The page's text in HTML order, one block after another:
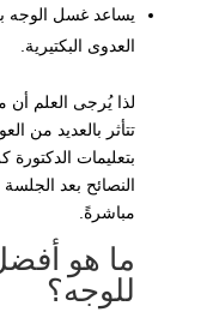
يساعد غسل الوجه
العدوى البكتيرية.
لذا يُرجى العلم أن
تتأثر بالعديد من
بتعليمات الدكتورة
النصائح بعد
مباشرةً.
ما هو
للوجه؟